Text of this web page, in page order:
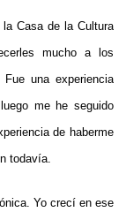
Casa de la Cultura
mucho a los
una experiencia
me he seguido
de haberme
todavía.
Yo crecí en ese